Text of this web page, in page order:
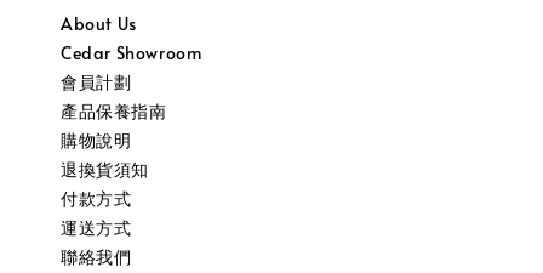
About Us
Cedar Showroom
會員計劃
產品保養指南
購物說明
退換貨須知
付款方式
運送方式
聯絡我們